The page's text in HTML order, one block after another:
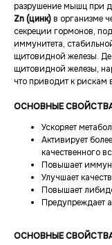
разрушение мышц при
Zn (цинк)в организме
секреции гормонов,
иммунитета,
щитовидной железы.
щитовидной железы,
что приводит к рискам
ОСНОВНЫЕ
Ускоряет
Активирует
качественного
Повышает
Улучшает
Повышает
Предупреждает
ОСНОВНЫЕ